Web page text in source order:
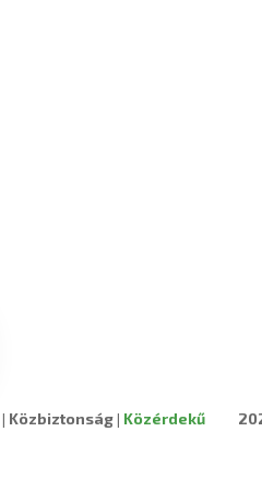
| Közbiztonság| Közérdekű